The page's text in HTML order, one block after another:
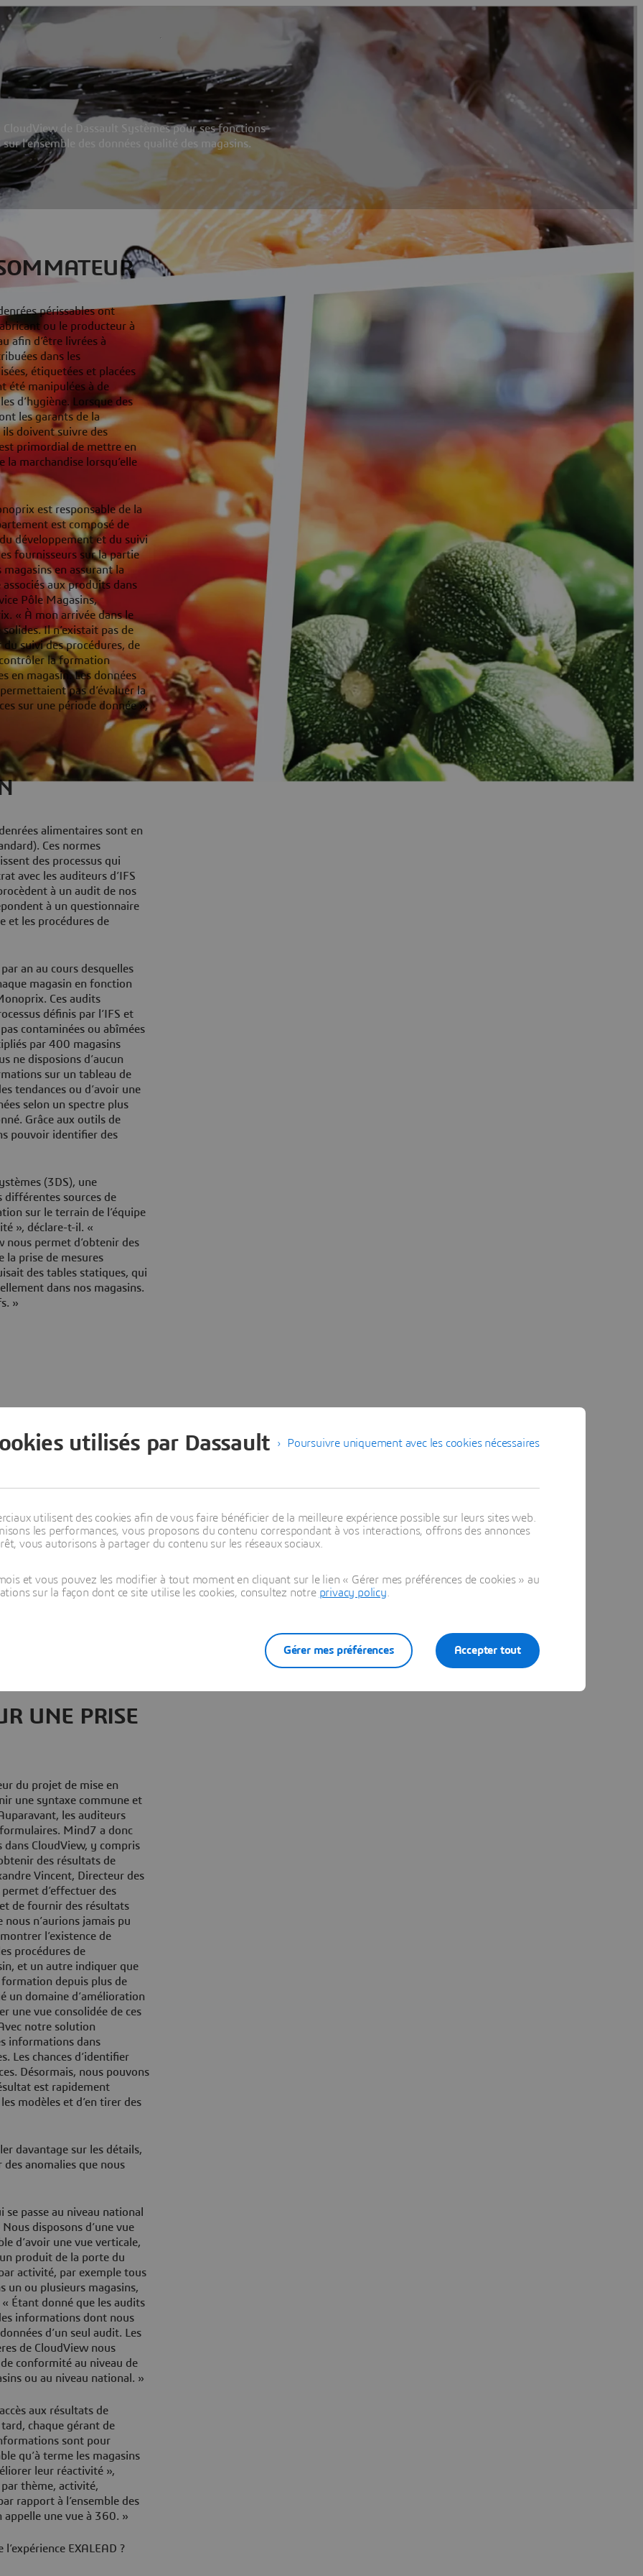
de Dassault Systèmes pour ses fonctions
l’ensemble des données qualité des magasins.
périssables ont
ou le producteur à
afin d’être livrées à
dans les
étiquetées et placées
été manipulées à de
d’hygiène. Lorsque des
les garants de la
doivent suivre des
primordial de mettre en
la marchandise lorsqu’elle
est responsable de la
est composé de
développement et du suivi
fournisseurs sur la partie
en assurant la
aux produits dans
Pôle Magasins,
« À mon arrivée dans le
Il n’existait pas de
suivi des procédures, de
la formation
en magasin. Les données
pas d’évaluer la
sur une période donnée »,
alimentaires sont en
Ces normes
des processus qui
avec les auditeurs d’IFS
à un audit de nos
à un questionnaire
et les procédures de
an au cours desquelles
magasin en fonction
Ces audits
définis par l’IFS et
contaminées ou abîmées
par 400 magasins
ne disposions d’aucun
sur un tableau de
tendances ou d’avoir une
selon un spectre plus
Grâce aux outils de
pouvoir identifier des
(3DS), une
différentes sources de
sur le terrain de l’équipe
», déclare-t-il. «
nous permet d’obtenir des
la prise de mesures
des tables statiques, qui
dans nos magasins.
»
à
nous permet
correctives en
Qualité et Sécurité
UNE PRISE
du projet de mise en
une syntaxe commune et
les auditeurs
Mind7 a donc
CloudView, y compris
des résultats de
Vincent, Directeur des
d’effectuer des
de fournir des résultats
n’aurions jamais pu
l’existence de
procédures de
et un autre indiquer que
formation depuis plus de
un domaine d’amélioration
une vue consolidée de ces
notre solution
informations dans
Les chances d’identifier
Désormais, nous pouvons
est rapidement
modèles et d’en tirer des
davantage sur les détails,
anomalies que nous
passe au niveau national
disposons d’une vue
d’avoir une vue verticale,
produit de la porte du
activité, par exemple tous
un ou plusieurs magasins,
Étant donné que les audits
informations dont nous
d’un seul audit. Les
de CloudView nous
conformité au niveau de
ou au niveau national. »
aux résultats de
chaque gérant de
sont pour
qu’à terme les magasins
leur réactivité »,
thème, activité,
rapport à l’ensemble des
appelle une vue à 360. »
EXALEAD ?
Poursuivre uniquement avec les cookies nécessaires
utilisés par Dassault
utilisent des cookies afin de vous faire bénéficier de la meilleure expérience possible sur leurs sites web.
les performances, vous proposons du contenu correspondant à vos interactions, offrons des annonces
vous autorisons à partager du contenu sur les réseaux sociaux.
et vous pouvez les modifier à tout moment en cliquant sur le lien « Gérer mes préférences de cookies » au
sur la façon dont ce site utilise les cookies, consultez notre privacy policy
Accepter tout
Gérer mes préférences